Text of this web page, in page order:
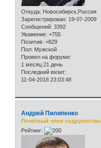
Откуда: Новосибирск,Россия
Зарегистрирован: 19-07-2009
Сообщений: 3392
Уважение: +755
Позитив: +829
Пол: Мужской
Провел на форуме:
1 месяц 21 день
Последний визит:
11-04-2018 23:03:48
Андрей Пилипенко
Почётный член содружества
Рейтинг: